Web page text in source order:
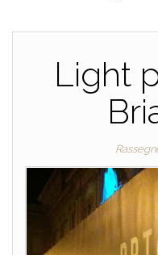
Light